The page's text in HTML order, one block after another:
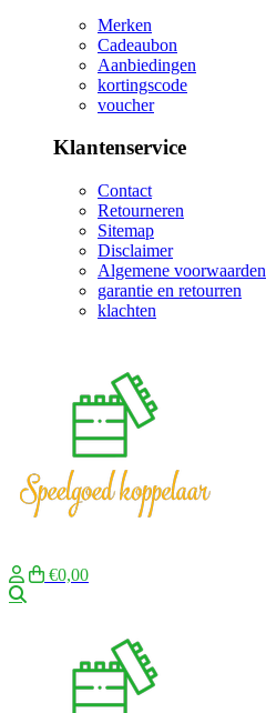
Merken
Cadeaubon
Aanbiedingen
kortingscode
voucher
Klantenservice
Contact
Retourneren
Sitemap
Disclaimer
Algemene voorwaarden
garantie en retourren
klachten
€0,00